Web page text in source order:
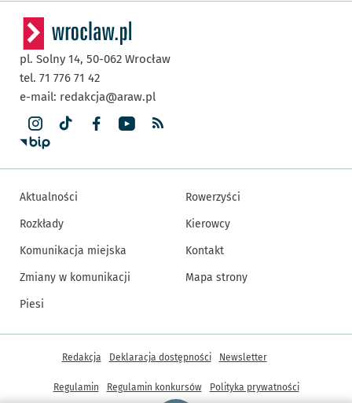
pl. Solny 14, 50-062 Wrocław
tel. 71 776 71 42
e-mail: redakcja@araw.pl
Aktualności
Rozkłady
Komunikacja miejska
Zmiany w komunikacji
Piesi
Rowerzyści
Kierowcy
Kontakt
Mapa strony
Inne informacje
Redakcja Deklaracja dostępności Newsletter
Regulamin Regulamin konkursów Polityka prywatności